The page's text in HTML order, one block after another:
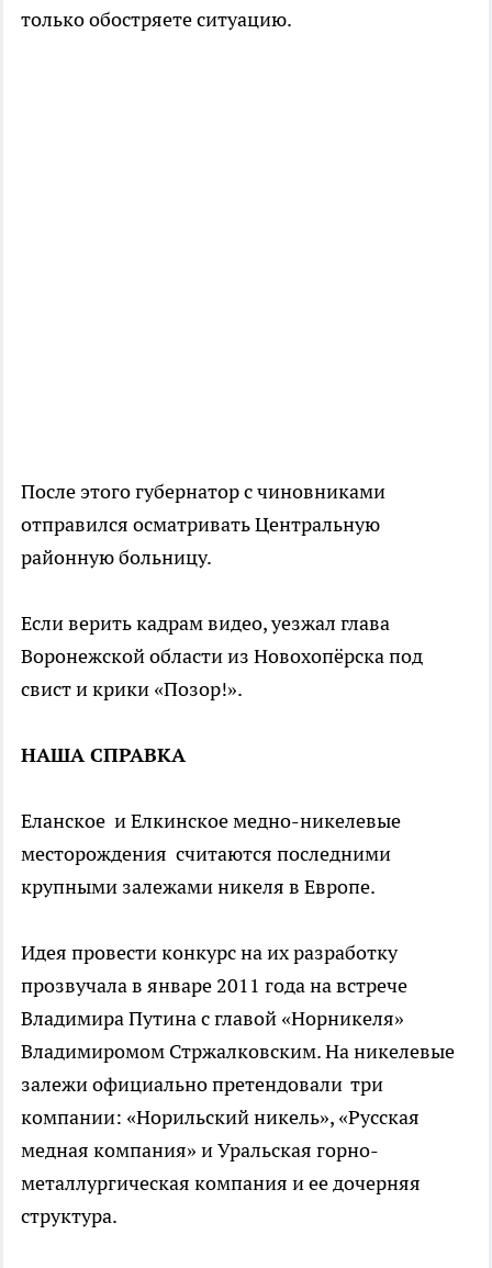
только обостряете ситуацию.
После этого губернатор с чиновниками
отправился осматривать Центральную
районную больницу.
Если верить кадрам видео, уезжал глава
Воронежской области из Новохопёрска под
свист и крики «Позор!».
НАША СПРАВКА
Еланское и Елкинское медно-никелевые
месторождения считаются последними
крупными залежами никеля в Европе.
Идея провести конкурс на их разработку
прозвучала в январе 2011 года на встрече
Владимира Путина с главой «Норникеля»
Владимиромом Стржалковским. На никелевые
залежи официально претендовали три
компании: «Норильский никель», «Русская
медная компания» и Уральская горно-
металлургическая компания и ее дочерняя
структура.